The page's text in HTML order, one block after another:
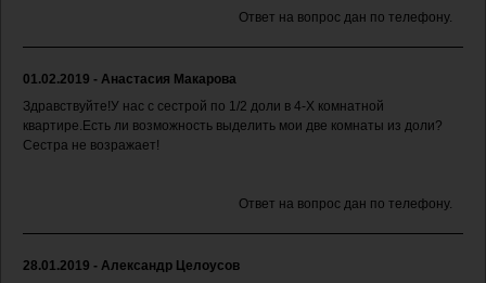
Ответ на вопрос дан по телефону.
01.02.2019 - Анастасия Макарова
Здравствуйте!У нас с сестрой по 1/2 доли в 4-Х комнатной
квартире.Есть ли возможность выделить мои две комнаты из доли?
Сестра не возражает!
Ответ на вопрос дан по телефону.
28.01.2019 - Александр Целоусов